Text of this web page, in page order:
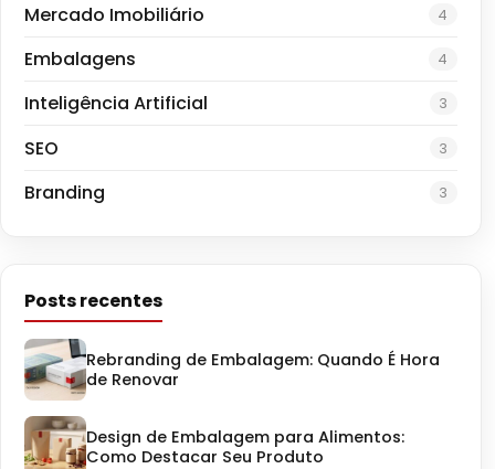
Mercado Imobiliário 4
Embalagens 4
Inteligência Artificial 3
SEO 3
Branding 3
Posts recentes
Rebranding de Embalagem: Quando É Hora
de Renovar
Design de Embalagem para Alimentos:
Como Destacar Seu Produto